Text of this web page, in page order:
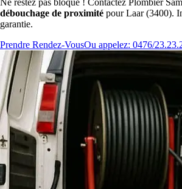
Ne restez pas bloqué ! Contactez Plombier
débouchage de proximité pour Laar (3400).
garantie.
Prendre Rendez-VousOu appelez: 0476/